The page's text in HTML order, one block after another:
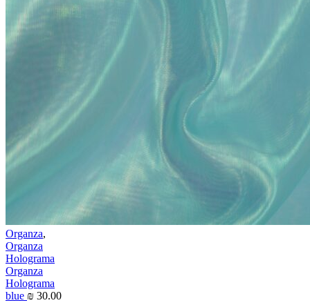
Organza,
Organza
Holograma
Organza
Holograma
blue ₪ 30.00